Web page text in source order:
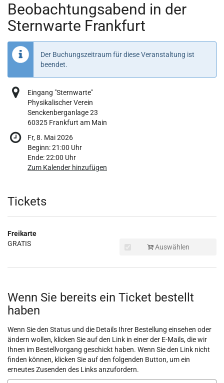
Beobachtungsabend in der
Sternwarte Frankfurt
Der Buchungszeitraum für diese Veranstaltung ist
beendet.
Eingang "Sternwarte"
Physikalischer Verein
Senckenberganlage 23
60325 Frankfurt am Main
Fr, 8. Mai 2026
Beginn:21:00 Uhr
Ende:22:00 Uhr
Zum Kalender hinzufügen
Produkte
Tickets
Freikarte
GRATIS
Auswählen
Wenn Sie bereits ein Ticket bestellt
haben
Wenn Sie den Status und die Details Ihrer Bestellung einsehen oder
ändern wollen, klicken Sie auf den Link in einer der E-Mails, die wir
Ihnen im Bestellvorgang geschickt haben. Wenn Sie den Link nicht
finden können, klicken Sie auf den folgenden Button, um ein
erneutes Zusenden des Links anzufordern.